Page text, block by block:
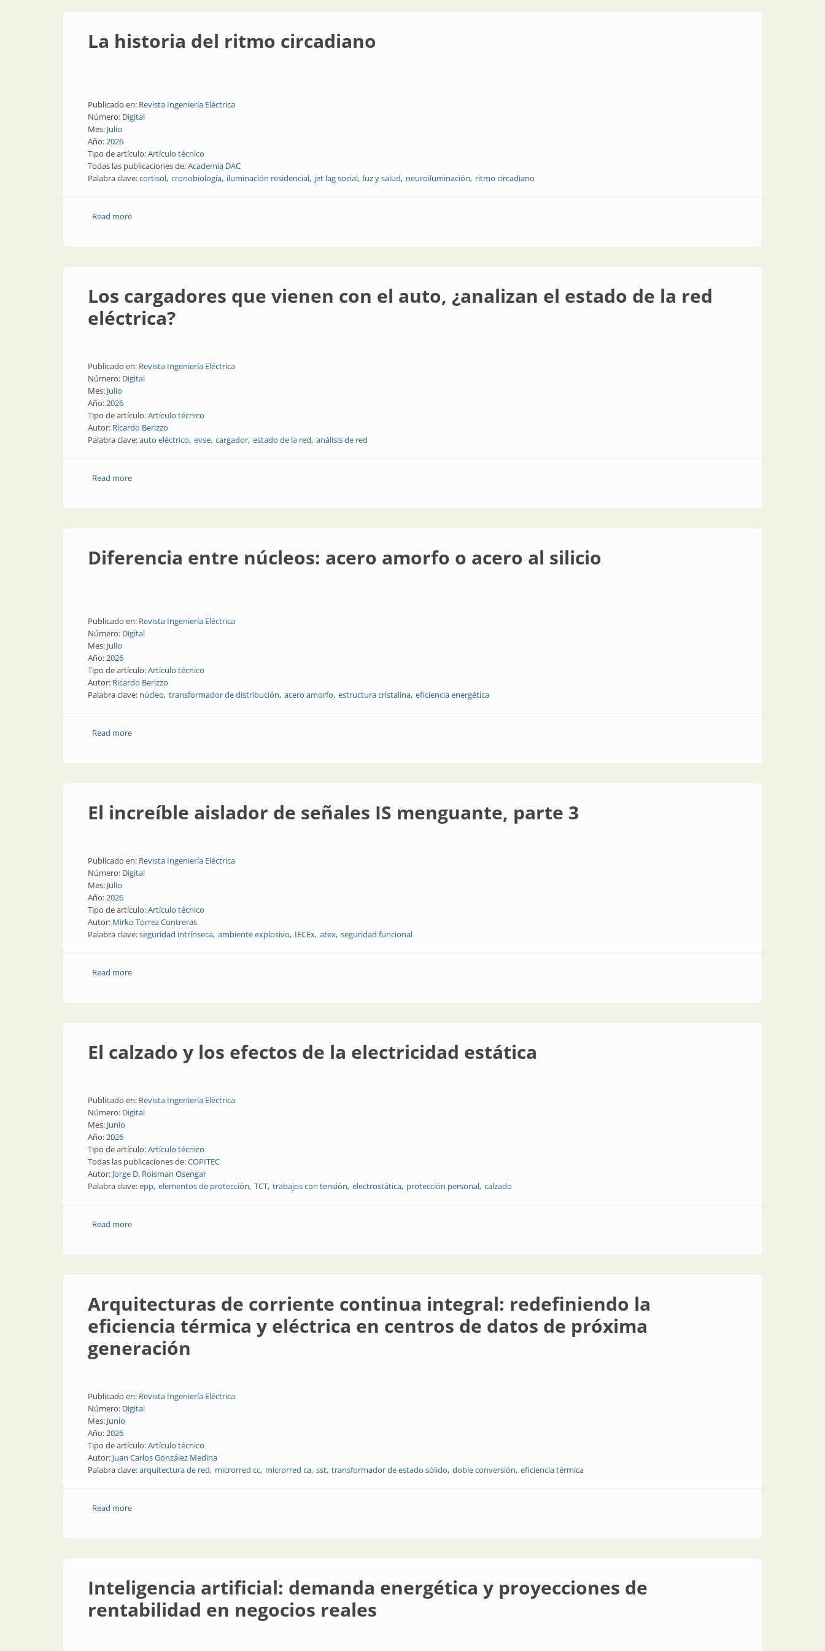
La historia del ritmo circadiano
Publicado en: Revista Ingeniería Eléctrica
Número: Digital
Mes: Julio
Año:2026
Tipo de artículo:Artículo técnico
Todas las publicaciones de:Academia DAC
Palabra clave:cortisol cronobiología iluminación residencial jet lag social luz y salud neuroiluminación ritmo circadiano
Read moreabout La historia del ritmo circadiano
Los cargadores que vienen con el auto, ¿analizan el estado de la red
eléctrica?
Publicado en: Revista Ingeniería Eléctrica
Número: Digital
Mes: Julio
Año:2026
Tipo de artículo:Artículo técnico
Autor: Ricardo Berizzo
Palabra clave:auto eléctrico evse cargador estado de la red análisis de red
Read moreabout Los cargadores que vienen con el auto, ¿analizan el estado de la red eléctrica?
Diferencia entre núcleos: acero amorfo o acero al silicio
Publicado en: Revista Ingeniería Eléctrica
Número: Digital
Mes: Julio
Año:2026
Tipo de artículo:Artículo técnico
Autor: Ricardo Berizzo
Palabra clave: núcleo transformador de distribución acero amorfo estructura cristalina eficiencia energética
Read moreabout Diferencia entre núcleos: acero amorfo o acero al silicio
El increíble aislador de señales IS menguante, parte 3
Publicado en: Revista Ingeniería Eléctrica
Número: Digital
Mes: Julio
Año:2026
Tipo de artículo:Artículo técnico
Autor: Mirko Torrez Contreras
Palabra clave:seguridad intrínseca ambiente explosivo IECEx atex seguridad funcional
Read moreabout El increíble aislador de señales IS menguante, parte 3
El calzado y los efectos de la electricidad estática
Publicado en: Revista Ingeniería Eléctrica
Número: Digital
Mes: Junio
Año:2026
Tipo de artículo:Artículo técnico
Todas las publicaciones de:COPITEC
Autor: Jorge D. Roisman Osengar
Palabra clave:epp elementos de protección TCT trabajos con tensión electrostática protección personal calzado
Read moreabout El calzado y los efectos de la electricidad estática
Arquitecturas de corriente continua integral: redefiniendo la
eficiencia térmica y eléctrica en centros de datos de próxima
generación
Publicado en: Revista Ingeniería Eléctrica
Número: Digital
Mes: Junio
Año:2026
Tipo de artículo:Artículo técnico
Autor: Juan Carlos González Medina
Palabra clave:arquitectura de red microrred cc microrred ca sst transformador de estado sólido doble conversión eficiencia térmica
Read moreabout Arquitecturas de corriente continua integral: redefiniendo la eficiencia térmica y eléctrica en centros de datos de próxima generación
Inteligencia artificial: demanda energética y proyecciones de
rentabilidad en negocios reales